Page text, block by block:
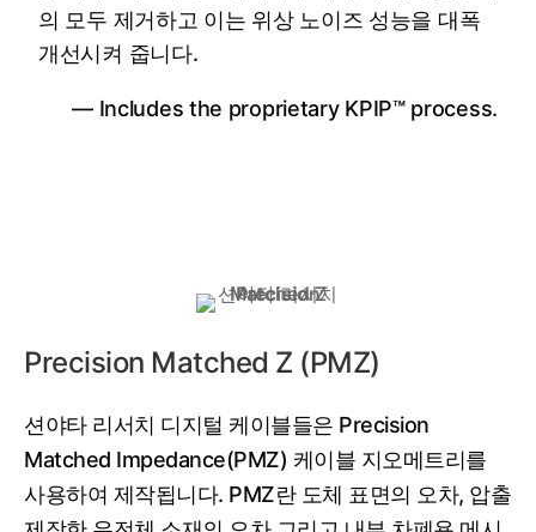
의 모두 제거하고 이는 위상 노이즈 성능을 대폭
개선시켜 줍니다.
— Includes the proprietary KPIP™ process.
‌‌Precision Matched Z (PMZ)
션야타 리서치 디지털 케이블들은 Precision
Matched Impedance(PMZ) 케이블 지오메트리를
사용하여 제작됩니다. PMZ란 도체 표면의 오차, 압출